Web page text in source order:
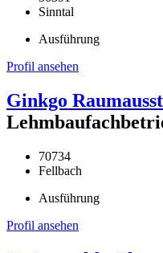
Sinntal
Ausführung
Profil ansehen
Ginkgo
70734
Fellbach
Ausführung
Profil ansehen